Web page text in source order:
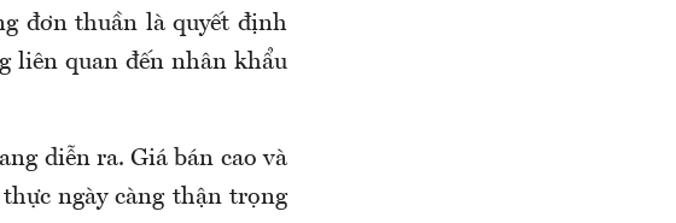
đơn thuần là quyết định
liên quan đến nhân khẩu
diễn ra. Giá bán cao và
ngày càng thận trọng